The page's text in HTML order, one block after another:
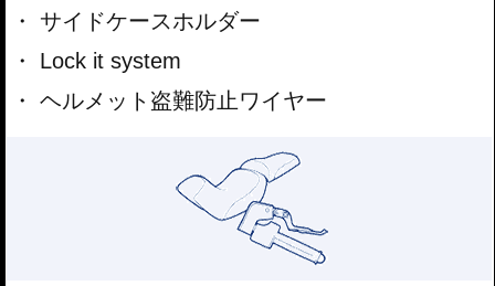
サイドケースホルダー
Lock it system
ヘルメット盗難防止ワイヤー